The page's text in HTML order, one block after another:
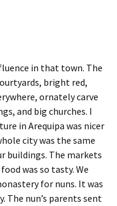
in that town. The
bright red,
ornately carve
and big churches. I
in Arequipa was nicer
city was the same
buildings. The markets
was so tasty. We
for nuns. It was
The nun’s parents sent